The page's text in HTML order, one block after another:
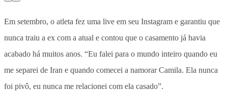
Em setembro, o atleta fez uma live em seu Instagram e garantiu que
nunca traiu a ex com a atual e contou que o casamento já havia
acabado há muitos anos. “Eu falei para o mundo inteiro quando eu
me separei de Iran e quando comecei a namorar Camila. Ela nunca
foi pivô, eu nunca me relacionei com ela casado”.